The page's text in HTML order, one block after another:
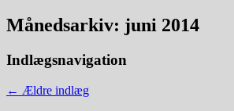
Månedsarkiv: juni 2014
Indlægsnavigation
← Ældre indlæg